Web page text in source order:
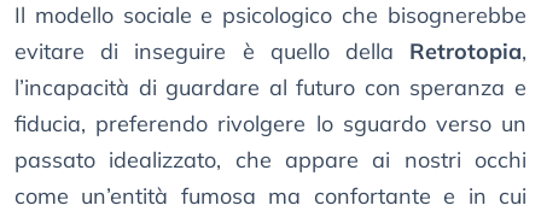
Il modello sociale e psicologico che bisognerebbe
evitare di inseguire è quello della Retrotopia,
l’incapacità di guardare al futuro con speranza e
fiducia, preferendo rivolgere lo sguardo verso un
passato idealizzato, che appare ai nostri occhi
come un’entità fumosa ma confortante e in cui